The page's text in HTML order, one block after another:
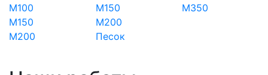
М100
М150
М200
М150
М200
Песок
М350